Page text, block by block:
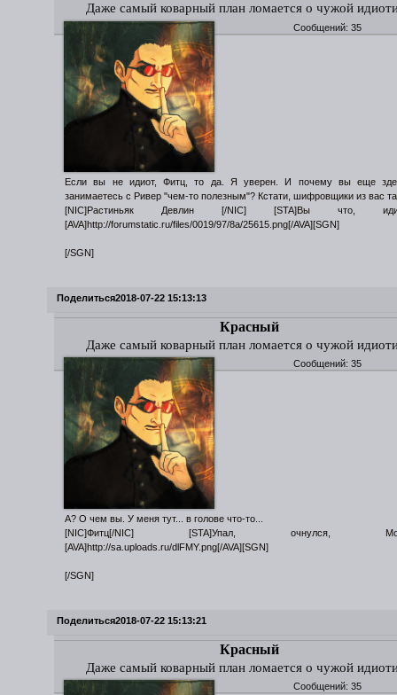
Даже самый коварный план ломается о чужой
Сообщений: 35
Если вы не идиот, Фитц, то да. Я уверен. И почему вы еще
занимаетесь с Ривер "чем-то полезным"? Кстати, шифровщики из вас
[NIC]Растиньяк Девлин [/NIC] [STA]Вы что,
[AVA]http://forumstatic.ru/files/0019/97/8a/25615.png[/AVA][SGN]
[/SGN]
Поделиться2018-07-22 15:13:13
Красный
Даже самый коварный план ломается о чужой
Сообщений: 35
А? О чем вы. У меня тут... в голове что-то...
[NIC]Фитц[/NIC] [STA]Упал, очнулся,
[AVA]http://sa.uploads.ru/dlFMY.png[/AVA][SGN]
[/SGN]
Поделиться2018-07-22 15:13:21
Красный
Даже самый коварный план ломается о чужой
Сообщений: 35